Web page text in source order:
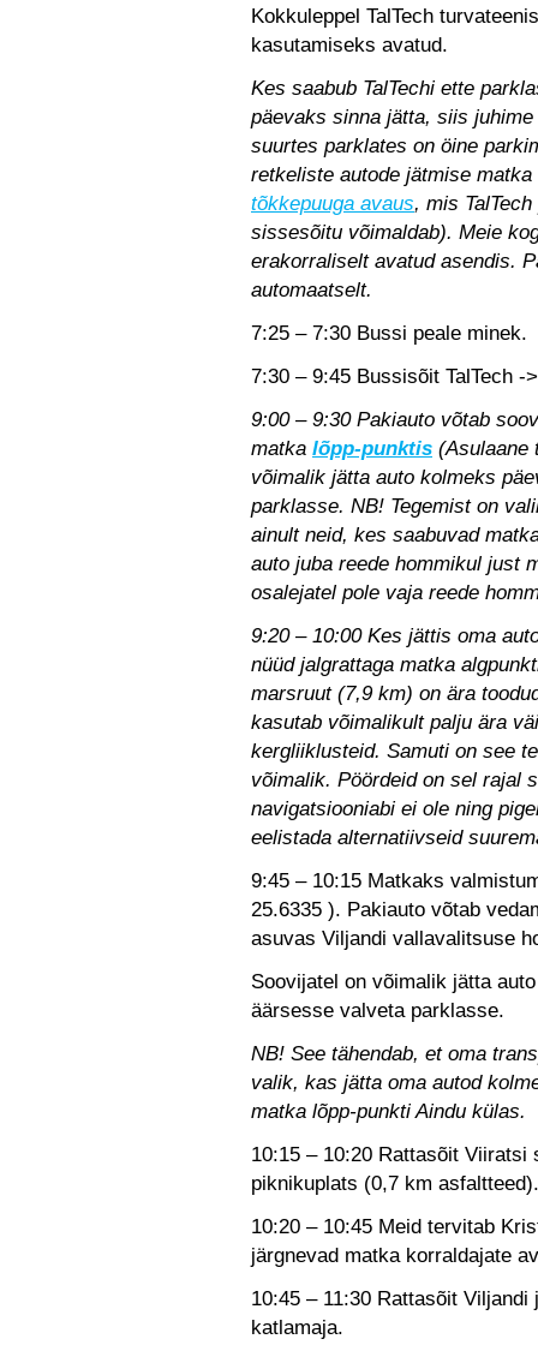
Kokkuleppel TalTech
kasutamiseks avatud.
Kes saabub TalTechi ette
päevaks sinna jätta, siis
suurtes parklates on öine
retkeliste autode jätmise
tõkkepuuga avaus, mis
sissesõitu võimaldab). Meie
erakorraliselt avatud asendis.
automaatselt.
7:25 – 7:30 Bussi peale minek.
7:30 – 9:45 Bussisõit TalTech -
9:00 – 9:30 Pakiauto võtab
matka lõpp-punktis (Asulaane
võimalik jätta auto kolmeks
parklasse. NB! Tegemist on
ainult neid, kes saabuvad
auto juba reede hommikul just
osalejatel pole vaja reede
9:20 – 10:00 Kes jättis oma
nüüd jalgrattaga matka
marsruut (7,9 km) on ära
kasutab võimalikult palju ära
kergliiklusteid. Samuti on see
võimalik. Pöördeid on sel rajal
navigatsiooniabi ei ole ning
eelistada alternatiivseid
9:45 – 10:15 Matkaks
25.6335 ). Pakiauto võtab
asuvas Viljandi vallavalitsuse
Soovijatel on võimalik jätta
äärsesse valveta parklasse.
NB! See tähendab, et oma
valik, kas jätta oma autod
matka lõpp-punkti Aindu külas.
10:15 – 10:20 Rattasõit Viiratsi
piknikuplats (0,7 km asfaltteed).
10:20 – 10:45 Meid tervitab
järgnevad matka korraldajate
10:45 – 11:30 Rattasõit
katlamaja.